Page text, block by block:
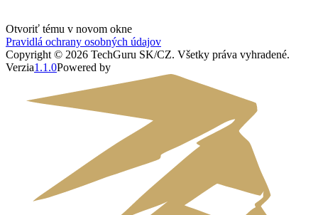
Otvoriť tému v novom okne
Pravidlá ochrany osobných údajov
Copyright © 2026 TechGuru SK/CZ. Všetky práva vyhradené.
Verzia1.1.0Powered by